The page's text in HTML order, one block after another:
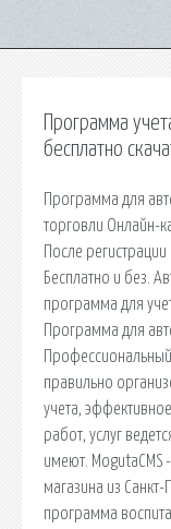
Программа
бесплатно
Программа для
торговли Онлайн-
После
Бесплатно и без.
программа для
Программа для
правильно
учета,
работ, услуг
имеют.
магазина из
программа